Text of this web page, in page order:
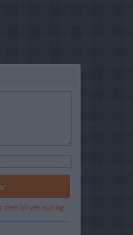
den bliver synlig